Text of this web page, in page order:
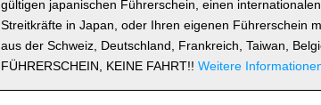
gültigen japanischen Führerschein, einen
Streitkräfte in Japan, oder Ihren eigenen Führerschein
aus der Schweiz, Deutschland, Frankreich, Taiwan,
FÜHRERSCHEIN, KEINE FAHRT!! Weitere